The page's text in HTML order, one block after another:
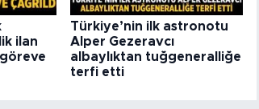
ilan
Türkiye’nin ilk astronotu
Alper Gezeravcı
albaylıktan tuğgeneralliğe
terfi etti